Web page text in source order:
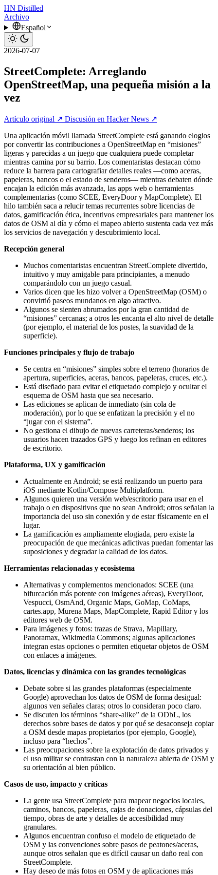
HN Distilled
Archivo
Español
2026-07-07
StreetComplete: Arreglando
OpenStreetMap, una pequeña misión a la
vez
Artículo original ↗ Discusión en Hacker News ↗
Una aplicación móvil llamada StreetComplete está ganando elogios
por convertir las contribuciones a OpenStreetMap en “misiones”
ligeras y parecidas a un juego que cualquiera puede completar
mientras camina por su barrio. Los comentaristas destacan cómo
reduce la barrera para cartografiar detalles reales —como aceras,
papeleras, bancos o el estado de senderos— mientras debaten dónde
encajan la edición más avanzada, las apps web o herramientas
complementarias (como SCEE, EveryDoor y MapComplete). El
hilo también saca a relucir temas recurrentes sobre licencias de
datos, gamificación ética, incentivos empresariales para mantener los
datos de OSM al día y cómo el mapeo abierto sustenta cada vez más
los servicios de navegación y descubrimiento local.
Recepción general
Muchos comentaristas encuentran StreetComplete divertido,
intuitivo y muy amigable para principiantes, a menudo
comparándolo con un juego casual.
Varios dicen que les hizo volver a OpenStreetMap (OSM) o
convirtió paseos mundanos en algo atractivo.
Algunos se sienten abrumados por la gran cantidad de
“misiones” cercanas; a otros les encanta el alto nivel de detalle
(por ejemplo, el material de los postes, la suavidad de la
superficie).
Funciones principales y flujo de trabajo
Se centra en “misiones” simples sobre el terreno (horarios de
apertura, superficies, aceras, bancos, papeleras, cruces, etc.).
Está diseñado para evitar el etiquetado complejo y ocultar el
esquema de OSM hasta que sea necesario.
Las ediciones se aplican de inmediato (sin cola de
moderación), por lo que se enfatizan la precisión y el no
“jugar con el sistema”.
No gestiona el dibujo de nuevas carreteras/senderos; los
usuarios hacen trazados GPS y luego los refinan en editores
de escritorio.
Plataforma, UX y gamificación
Actualmente en Android; se está realizando un puerto para
iOS mediante Kotlin/Compose Multiplatform.
Algunos quieren una versión web/escritorio para usar en el
trabajo o en dispositivos que no sean Android; otros señalan la
importancia del uso sin conexión y de estar físicamente en el
lugar.
La gamificación es ampliamente elogiada, pero existe la
preocupación de que mecánicas adictivas puedan fomentar las
suposiciones y degradar la calidad de los datos.
Herramientas relacionadas y ecosistema
Alternativas y complementos mencionados: SCEE (una
bifurcación más potente con imágenes aéreas), EveryDoor,
Vespucci, OsmAnd, Organic Maps, GoMap, CoMaps,
cartes.app, Murena Maps, MapComplete, Rapid Editor y los
editores web de OSM.
Para imágenes y fotos: trazas de Strava, Mapillary,
Panoramax, Wikimedia Commons; algunas aplicaciones
integran estas opciones o permiten etiquetar objetos de OSM
con enlaces a imágenes.
Datos, licencias y dinámica con las grandes tecnológicas
Debate sobre si las grandes plataformas (especialmente
Google) aprovechan los datos de OSM de forma desigual:
algunos ven señales claras; otros lo consideran poco claro.
Se discuten los términos “share-alike” de la ODbL, los
derechos sobre bases de datos y por qué se desaconseja copiar
a OSM desde mapas propietarios (por ejemplo, Google),
incluso para “hechos”.
Las preocupaciones sobre la explotación de datos privados y
el uso militar se contrastan con la naturaleza abierta de OSM y
su orientación al bien público.
Casos de uso, impacto y críticas
La gente usa StreetComplete para mapear negocios locales,
caminos, bancos, papeleras, cajas de donaciones, cápsulas del
tiempo, obras de arte y detalles de accesibilidad muy
granulares.
Algunos encuentran confuso el modelo de etiquetado de
OSM y las convenciones sobre pasos de peatones/aceras,
aunque otros señalan que es difícil causar un daño real con
StreetComplete.
Hay deseo de más fotos en OSM y de aplicaciones más